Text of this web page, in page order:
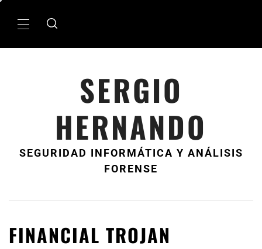
MenÃº
SERGIO
HERNANDO
SEGURIDAD INFORMÁTICA Y ANÁLISIS
FORENSE
FINANCIAL TROJAN